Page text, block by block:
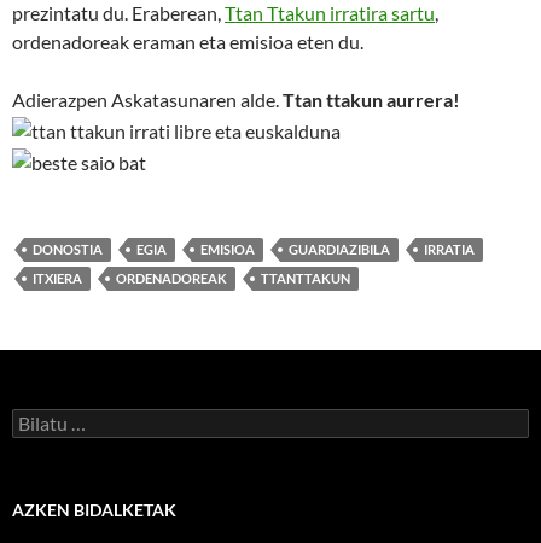
prezintatu du. Eraberean,Ttan Ttakun irratira sartu,
ordenadoreak eraman eta emisioa eten du.
Adierazpen Askatasunaren alde.Ttan ttakun aurrera!
DONOSTIA EGIA EMISIOA GUARDIAZIBILA
IRRATIA
ITXIERA
ORDENADOREAK TTANTTAKUN
Bilatu:
AZKEN BIDALKETAK